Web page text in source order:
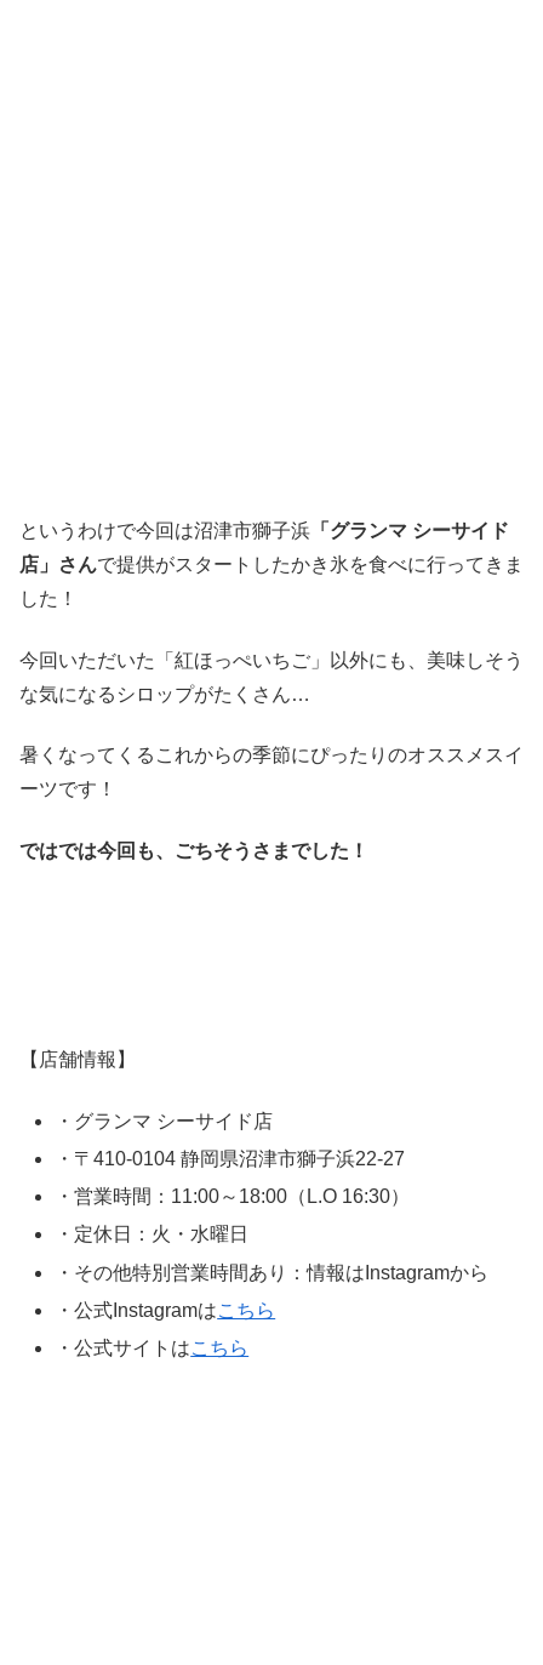
というわけで今回は沼津市獅子浜 「グランマ シーサイド
店」さんで提供がスタートしたかき氷を食べに行ってきま
した！
今回いただいた「紅ほっぺいちご」以外にも、美味しそう
な気になるシロップがたくさん…
暑くなってくるこれからの季節にぴったりのオススメスイ
ーツです！
ではでは今回も、ごちそうさまでした！
【店舗情報】
・グランマ シーサイド店
・〒410-0104 静岡県沼津市獅子浜22-27
・営業時間：11:00～18:00（L.O 16:30）
・定休日：火・水曜日
・その他特別営業時間あり：情報はInstagramから
・公式Instagramはこちら
・公式サイトはこちら